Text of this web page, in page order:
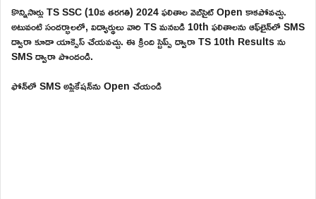
కొన్నిసార్లు TS SSC (10వ తరగతి) 2024 ఫలితాల వెబ్‌సైట్ Open కాకపోవచ్చు.
అటువంటి సందర్భాలలో, విద్యార్థులు వారి TS మనబడి 10th ఫలితాలను ఆఫ్‌లైన్‌లో SMS
ద్వారా కూడా యాక్సెస్ చేయవచ్చు. ఈ క్రింది స్టెప్స్ ద్వారా TS 10th Results ను
SMS ద్వారా పొందండి.
ఫోన్‌లో SMS అప్లికేషన్‌ను Open చేయండి